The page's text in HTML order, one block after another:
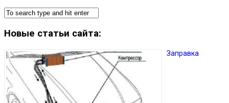
Новые статьи сайта:
Заправка